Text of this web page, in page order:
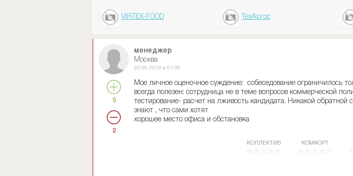
VIRTEX-FOOD ТехАргос
5
2
менеджер
Москва
20.06.2012 в 07:36
Мое личное оценочное суждение: собеседование ограничилось
всегда полезен: сотрудница не в теме вопросов коммерческой
тестирование- расчет на лживость кандидата. Никакой
знают , что сами хотят
хорошее место офиса и обстановка
КОЛЛЕКТИВ КОМФОРТ